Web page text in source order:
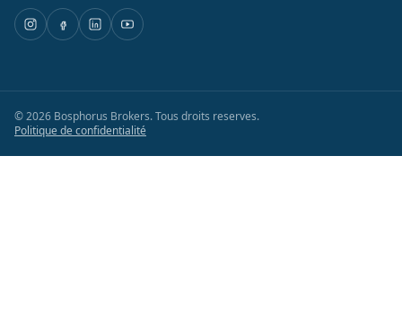
©2026 Bosphorus Brokers.Tous droits reserves.
Politique de confidentialité